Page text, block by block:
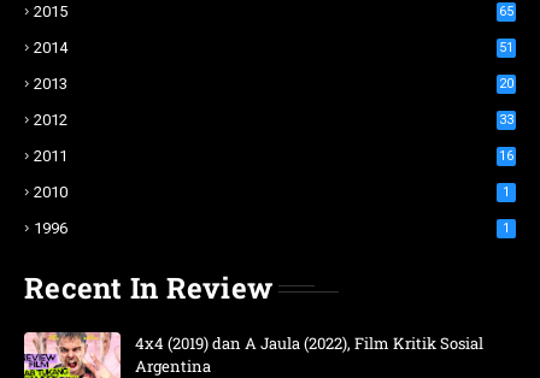
2015 65
2014 51
2013 20
2012 33
2011 16
2010 1
1996 1
Recent In Review
4x4 (2019) dan A Jaula (2022), Film Kritik Sosial
Argentina